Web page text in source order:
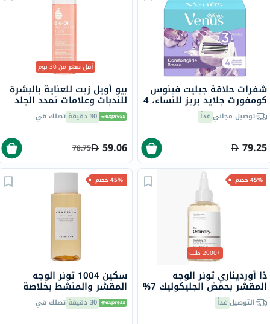
شفرات حلاقة جيليت فينوس
كومفورت جلايد بريز للنساء، 4
قطعتوصيل مجانيغداً
79.25
أقل سعرمن 30 يوم
بيو أويل زيت للعناية بالبشرة
للندبات وعلامات تمدد الجلد
وتفاوت لون البشرة 125 مل
30 دقيقة تصلك في
59.06
78.75
45% خصم
+2000 طلب
ذا أورديناري تونر الوجه
المقشر بحمض الجليكوليك 7%
لتوحيد لون البشرة 240 مل
التوصيلغداً
45% خصم
سكين 1004 تونر الوجه
المقشر والمنشط بخلاصة
سنتيلا مدغشقر 210 مل
30 دقيقة تصلك في